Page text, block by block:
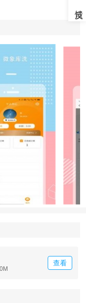
，方便快捷。
的麻烦，更加
点，节省时间和精
查看